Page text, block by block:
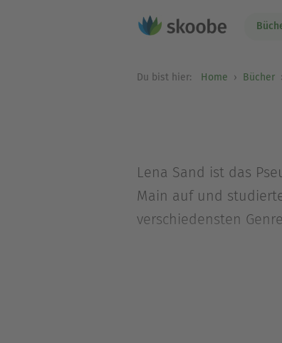
Du bist hier: Home Bücher
Lena Sand ist das
Main auf und
verschiedensten